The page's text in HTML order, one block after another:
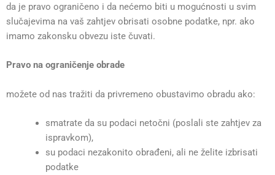
da je pravo ograničeno i da nećemo biti u mogućnosti u svim
slučajevima na vaš zahtjev obrisati osobne podatke, npr. ako
imamo zakonsku obvezu iste čuvati.
Pravo na ograničenje obrade
možete od nas tražiti da privremeno obustavimo obradu ako:
smatrate da su podaci netočni (poslali ste zahtjev za
ispravkom),
su podaci nezakonito obrađeni, ali ne želite izbrisati
podatke